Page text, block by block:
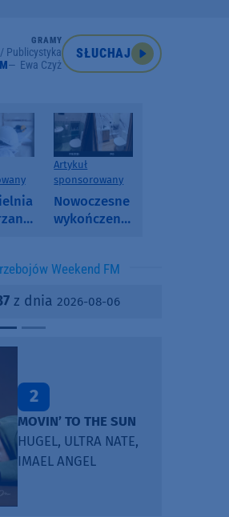
GRAMY
Publicystyka
Ewa Czyż
SŁUCHAJ
o
Artykuł
sponsorowany
Nowoczesne
wykończenia
SPC, WPC i
kamienny
Weekend FM
z dnia 2026-08-06
2
MOVIN’ TO THE SUN
HUGEL, ULTRA NATE,
IMAEL ANGEL